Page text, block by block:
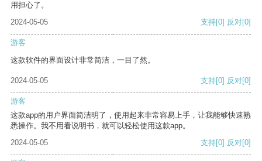
用担心了。
2024-05-05
支持[0] 反对[0]
游客
这款软件的界面设计非常简洁，一目了然。
2024-05-05 支持[0] 反对[0]
游客
这款app的用户界面简洁明了，使用起来非常容易上手，让我能够快速熟
悉操作。我不用看说明书，就可以轻松使用这款app。
2024-05-05
支持[0] 反对[0]